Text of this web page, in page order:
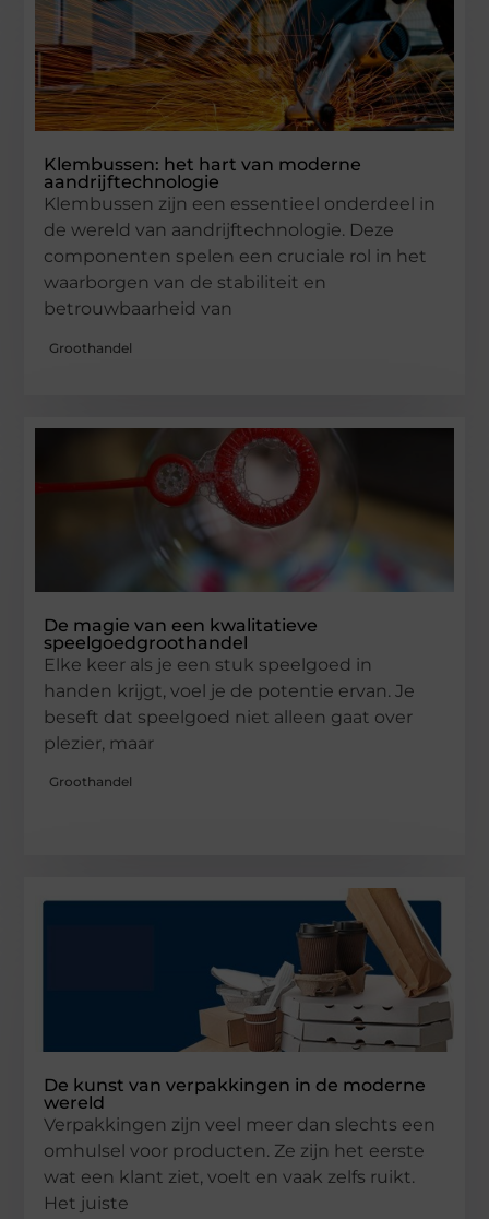
Klembussen: het hart van moderne
aandrijftechnologie
Klembussen zijn een essentieel onderdeel in
de wereld van aandrijftechnologie. Deze
componenten spelen een cruciale rol in het
waarborgen van de stabiliteit en
betrouwbaarheid van
Groothandel
De magie van een kwalitatieve
speelgoedgroothandel
Elke keer als je een stuk speelgoed in
handen krijgt, voel je de potentie ervan. Je
beseft dat speelgoed niet alleen gaat over
plezier, maar
Groothandel
De kunst van verpakkingen in de moderne
wereld
Verpakkingen zijn veel meer dan slechts een
omhulsel voor producten. Ze zijn het eerste
wat een klant ziet, voelt en vaak zelfs ruikt.
Het juiste